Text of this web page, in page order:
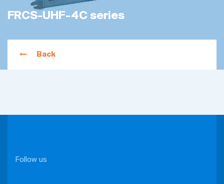
FRCS-UHF-4C series
Back
Follow us